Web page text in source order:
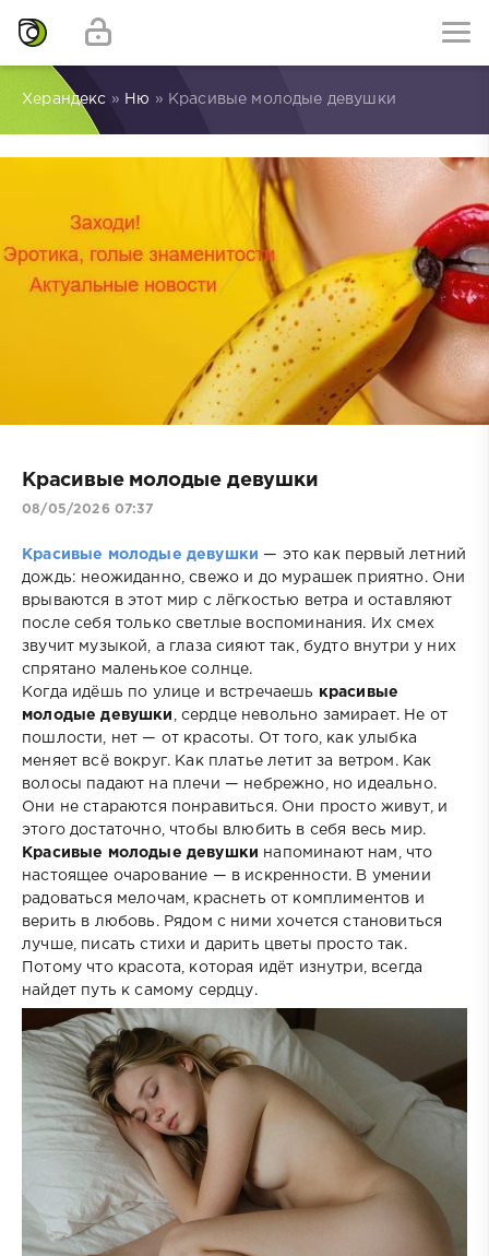
Херандекс » Ню » Красивые молодые девушки
Красивые молодые девушки
08/05/2026 07:37
Красивые молодые девушки — это как первый летний
дождь: неожиданно, свежо и до мурашек приятно. Они
врываются в этот мир с лёгкостью ветра и оставляют
после себя только светлые воспоминания. Их смех
звучит музыкой, а глаза сияют так, будто внутри у них
спрятано маленькое солнце.
Когда идёшь по улице и встречаешь красивые
молодые девушки
, сердце невольно замирает. Не от
пошлости, нет — от красоты. От того, как улыбка
меняет всё вокруг. Как платье летит за ветром. Как
волосы падают на плечи — небрежно, но идеально.
Они не стараются понравиться. Они просто живут, и
этого достаточно, чтобы влюбить в себя весь мир.
Красивые молодые девушки напоминают нам, что
настоящее очарование — в искренности. В умении
радоваться мелочам, краснеть от комплиментов и
верить в любовь. Рядом с ними хочется становиться
лучше, писать стихи и дарить цветы просто так.
Потому что красота, которая идёт изнутри, всегда
найдет путь к самому сердцу.